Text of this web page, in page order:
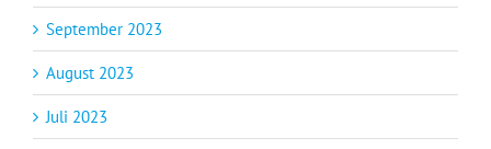
September 2023
August 2023
Juli 2023